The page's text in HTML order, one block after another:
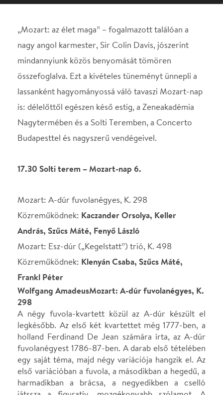
Nagytermében és a Solti Teremben, a Concerto
Budapesttel és nagyszerű vendégeivel.
17.30 Solti terem – Mozart-nap 6.
Mozart: A-dúr fuvolanégyes, K. 298
Közreműködnek:Kaczander Orsolya,Keller
András, Szűcs Máté, Fenyő László
Mozart: Esz-dúr („Kegelstatt”) trió, K. 498
Közreműködnek:
Klenyán Csaba, Szűcs Máté,
Wolfgang AmadeusMozart: A-dúr fuvolanégyes, K.
legkésőbb. Az első két kvartettet még 1777-ben, a
fuvolanégyest 1786-87-ben. A darab első tételében
egy saját téma, majd négy variációja hangzik el. Az
első variációban a fuvola, a másodikban a hegedű, a
harmadikban a brácsa, a negyedikben a cselló
játssza a figuratív, mozgékonyabb szólamot. A
harmadik tétel tempó- és karakterjelzését Mozart
egy tréfás kiegészítéssel toldotta meg:Allegretto
grazioso, mà non troppo presto, però non troppo
adagio. Così-così-con molto garbo ed
espressione(Allegretto grazioso, de nem túl
gyorsan, nem is túl lassan. Így is, úgy is, szóval
nagyon elegánsan és kifejezően.) Maga a rondó-
téma egy Paisiello-áriához (Chi mi mostra, chi
m’addita) hasonlít, de nem eldönthető, hogy
Mozart vagy Paisiello idézte a másikat.
Wolfgang Amadeus Mozart: Esz-dúr („Kegelstatt”)
trió, K. 498